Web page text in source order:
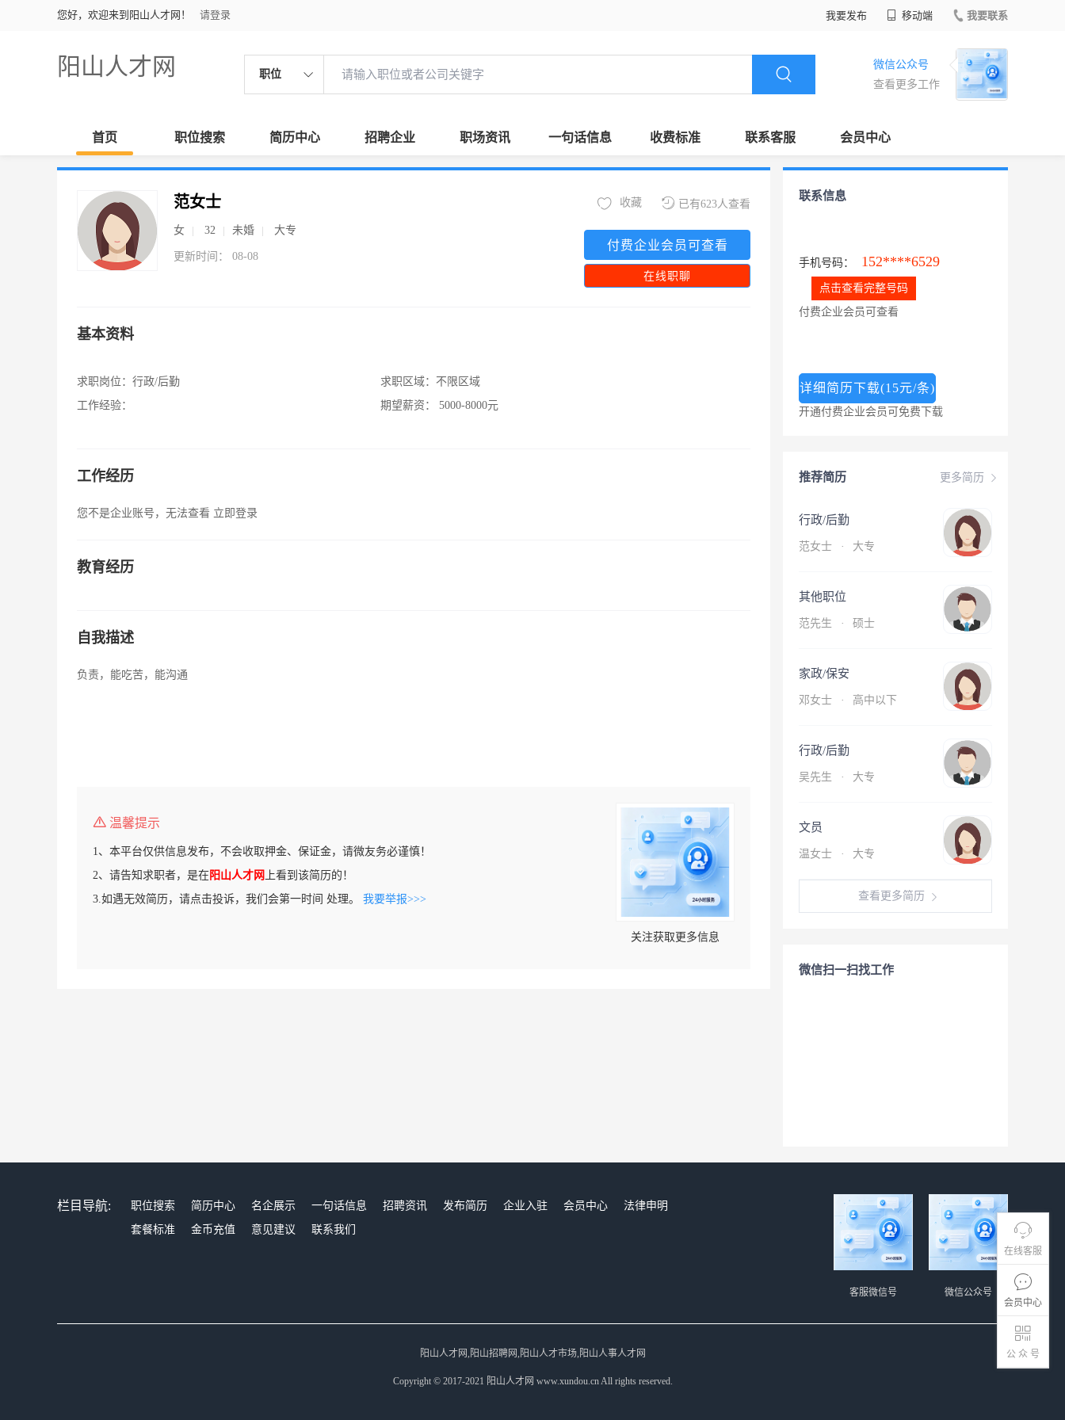
您好，欢迎来到阳山人才网！ 请登录 我要发布 移动端 我要联系
阳山人才网 职位
微信公众号
查看更多工作
首页 职位搜索 简历中心 招聘企业 职场资讯 一句话信息 收费标准 联系客服 会员中心
在线客服
会员中心
公 众 号
范女士
女 32 未婚 大专
更新时间： 08-08
已有623人查看
收藏
付费企业会员可查看
在线职聊
基本资料
求职岗位： 行政/后勤
工作经验：
求职区域： 不限区域
期望薪资：
5000-8000元
工作经历
您不是企业账号，无法查看 立即登录
教育经历
自我描述
负责，能吃苦，能沟通
温馨提示
1、本平台仅供信息发布，不会收取押金、保证金，请微友务必谨慎！
2、请告知求职者，是在阳山人才网 上看到该简历的！
3.如遇无效简历，请点击投诉，我们会第一时间 处理。 我要举报>>>
关注获取更多信息
联系信息
手机号码： 152****6529
点击查看完整号码
付费企业会员可查看
详细简历下载(15元/条)
开通付费企业会员可免费下载
更多简历
推荐简历
行政/后勤
范女士 · 大专
其他职位
范先生 · 硕士
家政/保安
邓女士 · 高中以下
行政/后勤
吴先生 · 大专
文员
温女士 · 大专
查看更多简历
微信扫一扫找工作
栏目导航: 职位搜索 简历中心 名企展示 一句话信息 招聘资讯 发布简历 企业入驻 会员中心
法律申明
套餐标准
金币充值 意见建议 联系我们
微信公众号
客服微信号
阳山人才网,阳山招聘网,阳山人才市场,阳山人事人才网
Copyright © 2017-2021 阳山人才网 www.xundou.cn All rights reserved.